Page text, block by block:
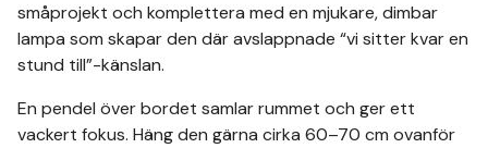
småprojekt och komplettera med en mjukare, dimbar
lampa som skapar den där avslappnade “vi sitter kvar en
stund till”-känslan.
En pendel över bordet samlar rummet och ger ett
vackert fokus. Häng den gärna cirka 60–70 cm ovanför